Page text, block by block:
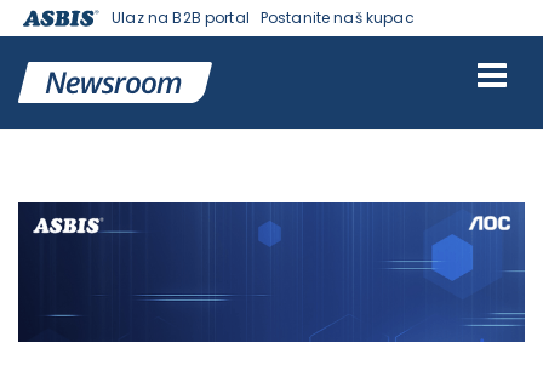
Ulaz na B2B portal Postanite naš kupac
Ознака:AOC